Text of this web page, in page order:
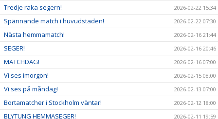
Tredje raka segern! 2026-02-22 15:34
Spännande match i huvudstaden! 2026-02-22 07:30
Nästa hemmamatch! 2026-02-16 21:44
SEGER! 2026-02-16 20:46
MATCHDAG! 2026-02-16 07:00
Vi ses imorgon! 2026-02-15 08:00
Vi ses på måndag! 2026-02-13 07:00
Bortamatcher i Stockholm väntar! 2026-02-12 18:00
BLYTUNG HEMMASEGER! 2026-02-11 19:59